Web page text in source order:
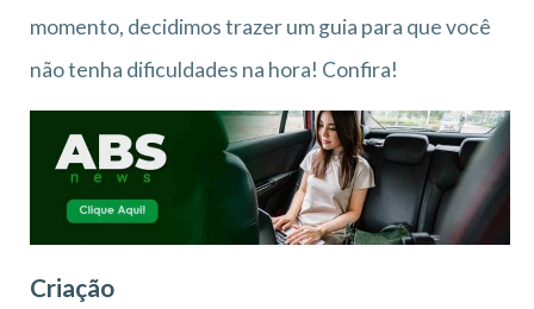
momento, decidimos trazer um guia para que você
não tenha dificuldades na hora! Confira!
Criação